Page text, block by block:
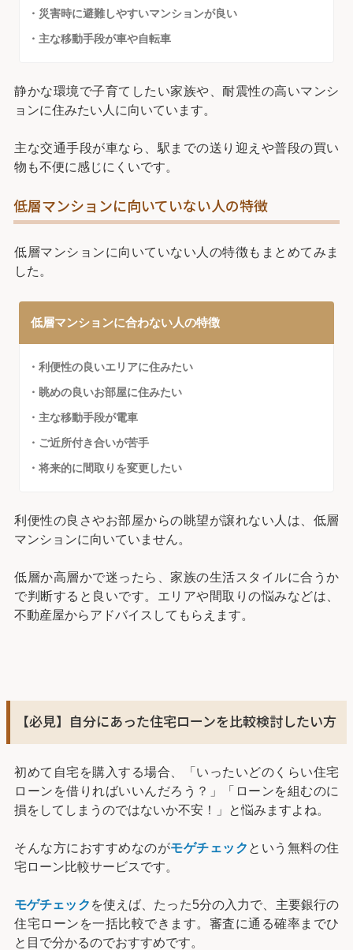
・災害時に避難しやすいマンションが良い
・主な移動手段が車や自転車
静かな環境で子育てしたい家族や、耐震性の高いマンシ
ョンに住みたい人に向いています。
主な交通手段が車なら、駅までの送り迎えや普段の買い
物も不便に感じにくいです。
低層マンションに向いていない人の特徴
低層マンションに向いていない人の特徴もまとめてみま
した。
低層マンションに合わない人の特徴
・利便性の良いエリアに住みたい
・眺めの良いお部屋に住みたい
・主な移動手段が電車
・ご近所付き合いが苦手
・将来的に間取りを変更したい
利便性の良さやお部屋からの眺望が譲れない人は、低層
マンションに向いていません。
低層か高層かで迷ったら、家族の生活スタイルに合うか
で判断すると良いです。エリアや間取りの悩みなどは、
不動産屋からアドバイスしてもらえます。
【必見】自分にあった住宅ローンを比較検討したい方
初めて自宅を購入する場合、「いったいどのくらい住宅
ローンを借りればいいんだろう？」「ローンを組むのに
損をしてしまうのではないか不安！」と悩みますよね。
そんな方におすすめなのがモゲチェック という無料の住
宅ローン比較サービスです。
モゲチェック を使えば、たった5分の入力で、主要銀行の
住宅ローンを一括比較できます。審査に通る確率までひ
と目で分かるのでおすすめです。